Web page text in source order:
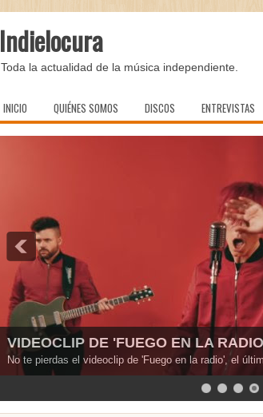
Indielocura
Toda la actualidad de la música independiente.
INICIO QUIÉNES SOMOS DISCOS ENTREVISTAS
VIDEOCLIP DE 'FUEGO EN LA
No te pierdas el videoclip de 'Fuego en la radio', el